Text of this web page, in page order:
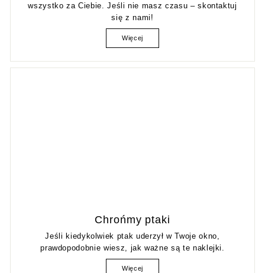
wszystko za Ciebie. Jeśli nie masz czasu – skontaktuj
się z nami!
Więcej
Chrońmy ptaki
Jeśli kiedykolwiek ptak uderzył w Twoje okno,
prawdopodobnie wiesz, jak ważne są te naklejki.
Więcej